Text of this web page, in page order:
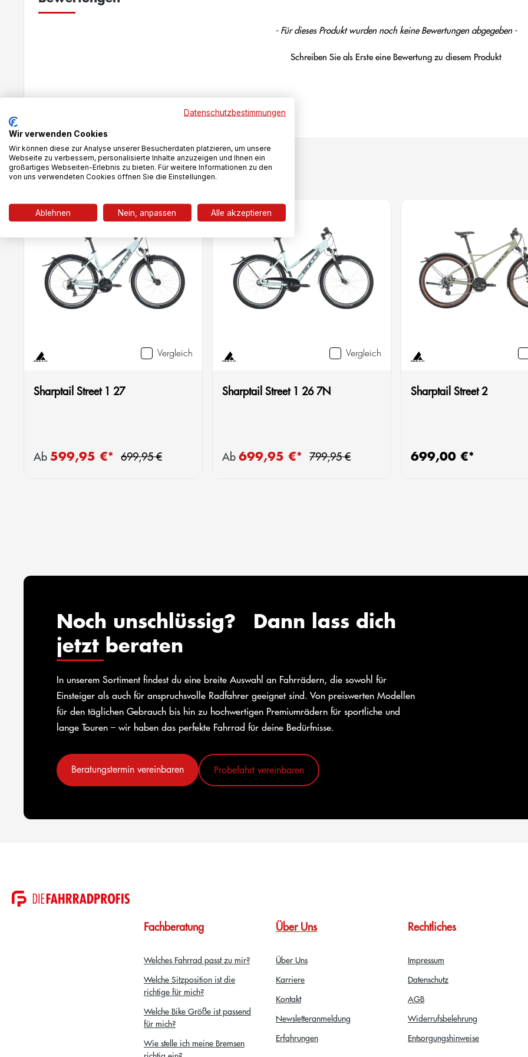
- Für dieses Produkt wurden noch keine Bewertungen abgegeben -
Schreiben Sie als Erste eine Bewertung zu diesem Produkt
Das könnte dir auch gefallen
-14%
Vergleich
Sharptail Street 1 27
Verkaufspreis:
Ab 599,95 €* Regulärer Preis:
699,95 €
-13%
Vergleich
Sharptail Street 1 26 7N
Verkaufspreis:
Ab 699,95 €* Regulärer Preis:
799,95 €
Sharptail Street 2
Regulärer Preis:
699,00 €*
Noch unschlüssig? Dann lass dich
jetzt beraten
In unserem Sortiment findest du eine breite Auswahl an Fahrrädern, die sowohl für
Einsteiger als auch für anspruchsvolle Radfahrer geeignet sind. Von preiswerten Modellen
für den täglichen Gebrauch bis hin zu hochwertigen Premiumrädern für sportliche und
lange Touren – wir haben das perfekte Fahrrad für deine Bedürfnisse.
Beratungstermin vereinbaren Probefahrt vereinbaren
Fachberatung
Welches Fahrrad passt zu mir?
Welche Sitzposition ist die
richtige für mich?
Welche Bike Größe ist passend
für mich?
Wie stelle ich meine Bremsen
Über Uns
Über Uns
Karriere
Kontakt
Newsletteranmeldung
Erfahrungen
Rechtliches
Impressum
Datenschutz
AGB
Widerrufsbelehrung
Entsorgungshinweise
Datenschutzbestimmungen
Wir verwenden Cookies
Wir können diese zur Analyse unserer Besucherdaten platzieren, um unsere
Webseite zu verbessern, personalisierte Inhalte anzuzeigen und Ihnen ein
großartiges Webseiten-Erlebnis zu bieten. Für weitere Informationen zu den
von uns verwendeten Cookies öffnen Sie die Einstellungen.
Ablehnen Nein, anpassen Alle akzeptieren